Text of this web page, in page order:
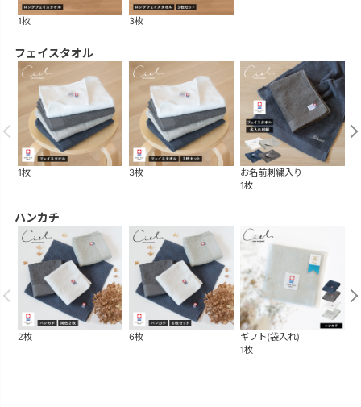
1枚 3枚
フェイスタオル
1枚 3枚
お名前刺繍入り
1枚
ハンカチ
2枚 6枚
ギフト(袋入れ)
1枚